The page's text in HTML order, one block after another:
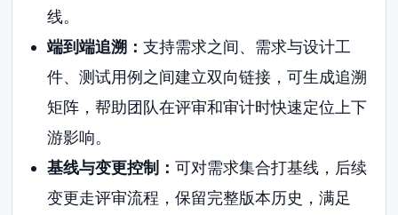
线。
端到端追溯： 支持需求之间、需求与设计工
件、测试用例之间建立双向链接，可生成追溯
矩阵，帮助团队在评审和审计时快速定位上下
游影响。
基线与变更控制： 可对需求集合打基线，后续
变更走评审流程，保留完整版本历史，满足